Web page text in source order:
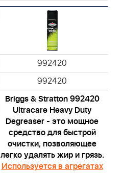
992420
992420
Briggs & Stratton 992420
Ultracare Heavy Duty
Degreaser - это мощное
средство для быстрой
очистки, позволяющее
легко удалять жир и грязь.
Используется в агрегатах